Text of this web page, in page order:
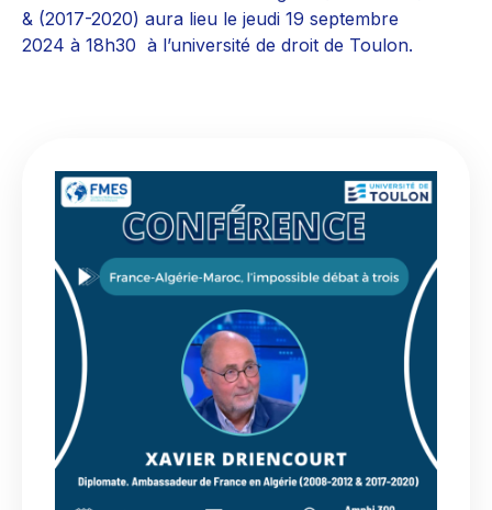
& (2017-2020) aura lieu le jeudi 19 septembre
2024 à 18h30 à l’université de droit de Toulon.